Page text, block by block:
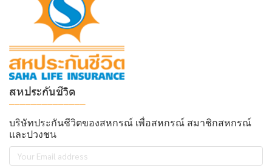
สหประกันชีวิต
บริษัทประกันชีวิตของสหกรณ์ เพื่อสหกรณ์ สมาชิกสหกรณ์
และปวงชน